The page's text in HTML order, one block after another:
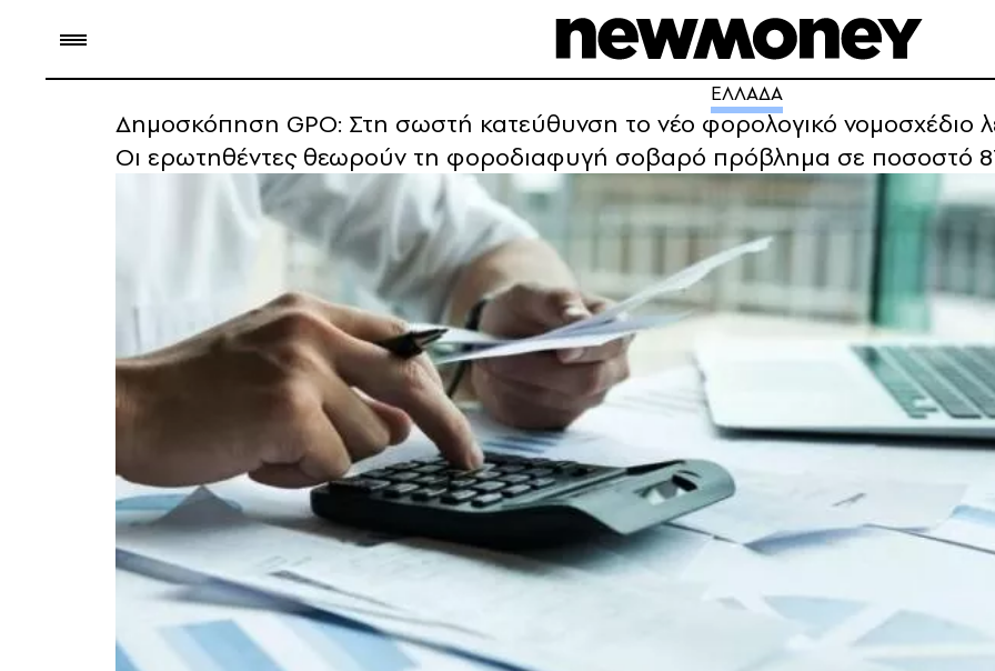
ΕΛΛΑΔΑ
Δημοσκόπηση GPO: Στη σωστή κατεύθυνση το νέο φορολογικό νομοσχέδιο
Οι ερωτηθέντες θεωρούν τη φοροδιαφυγή σοβαρό πρόβληµα σε ποσοστό